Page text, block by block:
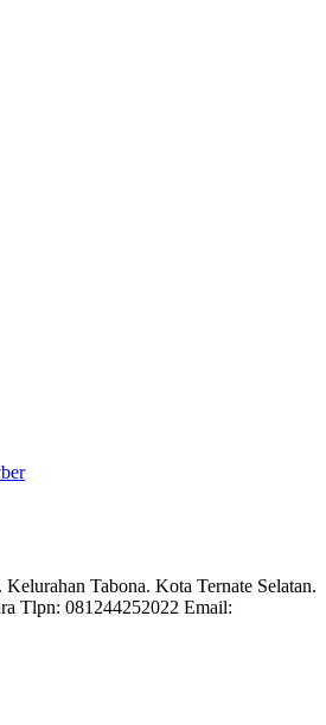
Tabona. Kota Ternate Selatan.
Tlpn: 081244252022 Email: